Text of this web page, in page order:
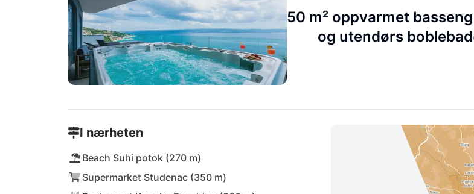
50 m² oppvarmet basseng
og utendørs boblebad
I nærheten
Beach Suhi potok (270 m)
Supermarket Studenac (350 m)